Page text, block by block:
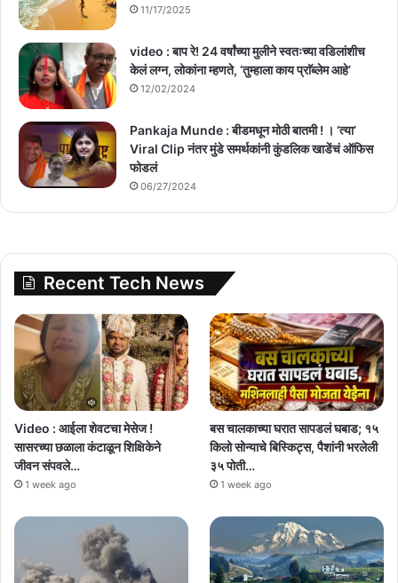
11/17/2025
video : बाप रे! 24 वर्षांच्या मुलीने स्वतःच्या वडिलांशीच
केलं लग्न, लोकांना म्हणते, ‘तुम्हाला काय प्राॅब्लेम आहे’
12/02/2024
Pankaja Munde : बीडमधून मोठी बातमी ! । ‘त्या’
Viral Clip नंतर मुंडे समर्थकांनी कुंडलिक खाडेंचं ऑफिस
फोडलं
06/27/2024
Recent Tech News
Video : आईला शेवटचा मेसेज !
सासरच्या छळाला कंटाळून शिक्षिकेने
जीवन संपवले…
1 week ago
बस चालकाच्या घरात सापडलं घबाड; १५
किलो सोन्याचे बिस्किट्स, पैशांनी भरलेली
३५ पोती…
1 week ago